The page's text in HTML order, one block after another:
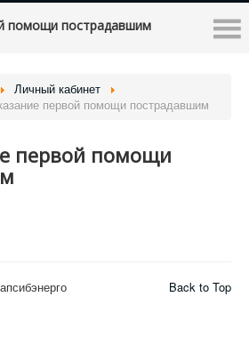
помощи пострадавшим
Личный кабинет
первой помощи пострадавшим
первой помощи
Back to Top